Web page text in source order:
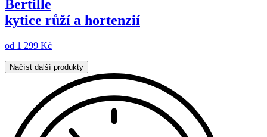
Bertille
kytice růží a hortenzií
od 1 299 Kč
Načíst další produkty